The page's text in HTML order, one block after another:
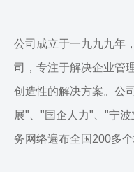
公司成立于一九九九年
司，专注于解决企业管
创造性的解决方案。公
展"、"国企人力"、"宁
务网络遍布全国200多个